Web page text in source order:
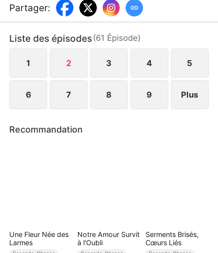
profondes et des trahisons inattendues. Quand les
fantômes du passé resurgissent et que les vérités
Ou sera-t-il à jamais détruit ?
Partager:
Liste des épisodes(61 Épisode)
1 2 3 4 5
6 7 8 9 Plus
Recommandation
Une Fleur Née des
Larmes
Notre Amour Survit
à l'Oubli
Serments Brisés,
Cœurs Liés